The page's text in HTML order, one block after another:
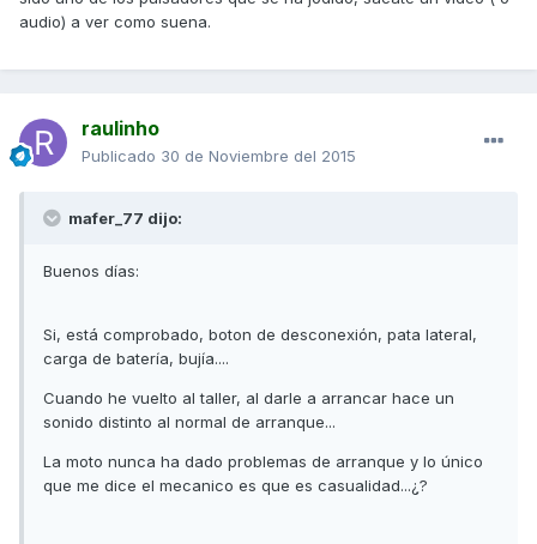
audio) a ver como suena.
raulinho
Publicado 30 de Noviembre del 2015
mafer_77 dijo:
Buenos días:
Si, está comprobado, boton de desconexión, pata lateral,
carga de batería, bujía....
Cuando he vuelto al taller, al darle a arrancar hace un
sonido distinto al normal de arranque...
La moto nunca ha dado problemas de arranque y lo único
que me dice el mecanico es que es casualidad...¿?